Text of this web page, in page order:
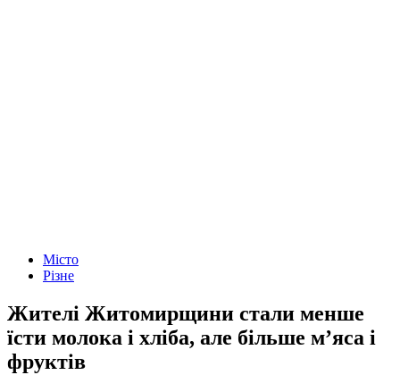
Місто
Різне
Жителі Житомирщини стали менше
їсти молока і хліба, але більше м’яса і
фруктів